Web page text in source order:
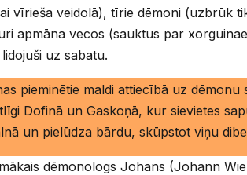
vīrieša veidolā), tīrie dēmoni (uzbrūk
apmāna vecos (sauktus par
uz sabatu.
pieminētie maldi attiecībā uz dēmonu
Dofinā un Gaskoņā, kur sievietes
un pielūdza bārdu, skūpstot viņu
dēmonologs Johans (Johann